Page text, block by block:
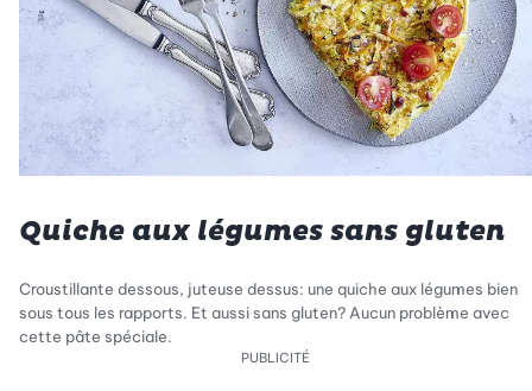
Quiche aux légumes sans gluten
Croustillante dessous, juteuse dessus: une quiche aux légumes bien
sous tous les rapports. Et aussi sans gluten? Aucun problème avec
cette pâte spéciale.
PUBLICITÉ